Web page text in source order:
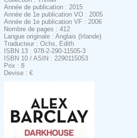
Année de publication : 2015
Année de 1e publication VO : 2005
Année de 1e publication VF : 2006
Nombre de pages : 412
Langue originale : Anglais (Irlande)
Traducteur : Ochs, Edith
ISBN 13 : 978-2-290-11505-3
ISBN 10 / ASIN : 2290115053
Prix : 8
Devise : €